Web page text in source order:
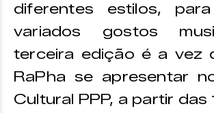
diferentes estilos,
variados gostos
terceira edição é a vez
RaPha se apresentar
Cultural PPP, a partir das